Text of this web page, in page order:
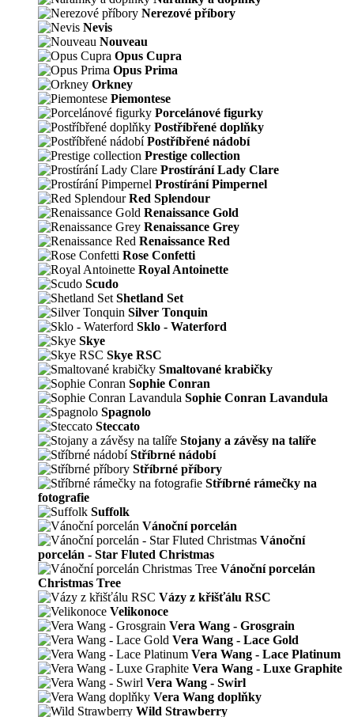
Nerezové příbory
Nevis
Nouveau
Opus Cupra
Opus Prima
Orkney
Piemontese
Porcelánové figurky
Postříbřené doplňky
Postříbřené nádobí
Prestige collection
Prostírání Lady Clare
Prostírání Pimpernel
Red Splendour
Renaissance Gold
Renaissance Grey
Renaissance Red
Rose Confetti
Royal Antoinette
Scudo
Shetland Set
Silver Tonquin
Sklo - Waterford
Skye
Skye RSC
Smaltované krabičky
Sophie Conran
Sophie Conran Lavandula
Spagnolo
Steccato
Stojany a závěsy na talíře
Stříbrné nádobí
Stříbrné příbory
Stříbrné rámečky na
fotografie
Suffolk
Vánoční porcelán
Vánoční
porcelán - Star Fluted Christmas
Vánoční porcelán
Christmas Tree
Vázy z křišťálu RSC
Velikonoce
Vera Wang - Grosgrain
Vera Wang - Lace Gold
Vera Wang - Lace Platinum
Vera Wang - Luxe Graphite
Vera Wang - Swirl
Vera Wang doplňky
Wild Strawberry